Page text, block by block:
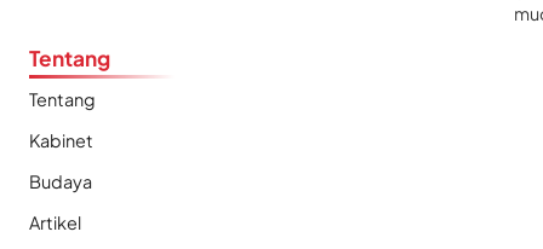
Tentang
Tentang
Kabinet
Budaya
Artikel